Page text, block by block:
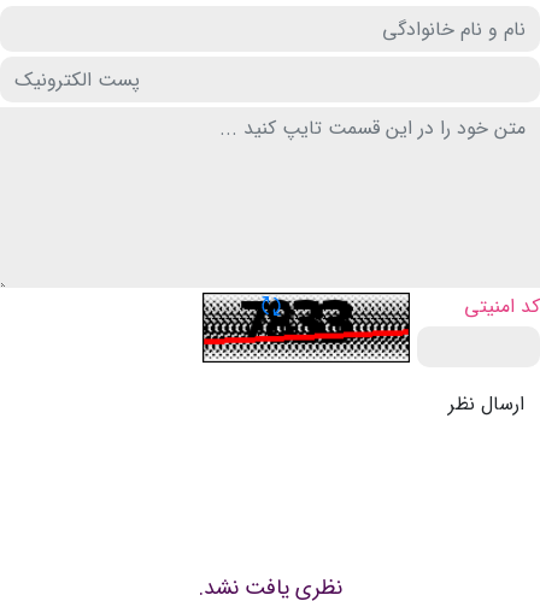
تازه سازی CAPTCHA کد امنیتی
ارسال نظر
نظری یافت نشد.